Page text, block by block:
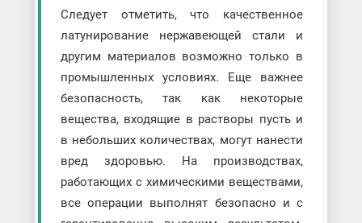
Следует отметить, что качественное
латунирование нержавеющей стали и
другим материалов возможно только в
промышленных условиях. Еще важнее
безопасность, так как некоторые
вещества, входящие в растворы пусть и
в небольших количествах, могут нанести
вред здоровью. На производствах,
работающих с химическими веществами,
все операции выполнят безопасно и с